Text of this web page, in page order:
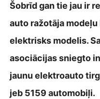
Šobrīd gan tie jau ir
auto ražotāja
elektrisks modelis.
asociācijas sniegto
jaunu elektroauto
jeb 5159 automobiļi.